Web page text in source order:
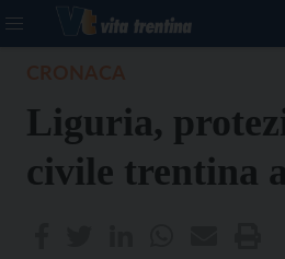
Liguria,
civile trentina